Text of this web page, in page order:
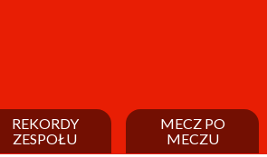
REKORDY
ZESPOŁU
MECZ PO
MECZU